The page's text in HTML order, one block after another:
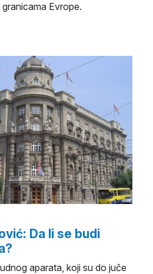
Evrope.
Da li se budi
aparata, koji su do juče